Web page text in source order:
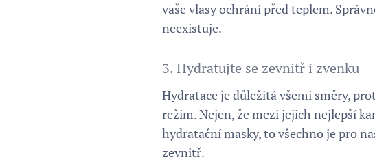
vaše vlasy ochrání před teplem.
neexistuje.
3. Hydratujte se zevnitř i zvenku
Hydratace je důležitá všemi směry,
režim. Nejen, že mezi jejich nejlepší
hydratační masky, to všechno je pro
zevnitř.